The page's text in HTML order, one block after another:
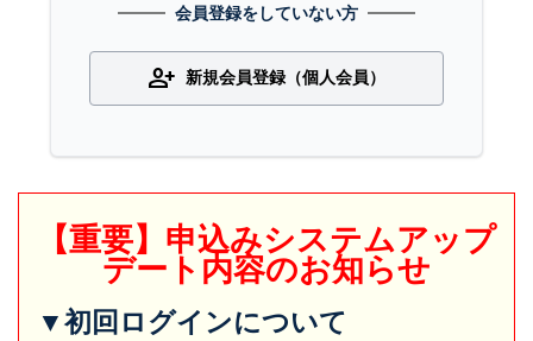
会員登録をしていない方
person_add 新規会員登録（個人会員）
【重要】申込みシステムアップ
デート内容のお知らせ
▼初回ログインについて